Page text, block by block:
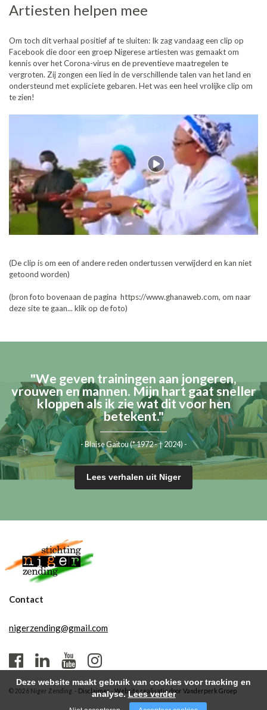
Artiesten helpen mee
Om toch dit verhaal positief af te sluiten: Ik zag vandaag een clip op
Facebook die door een groep Nigerese artiesten was gemaakt om
kennis over het Corona-virus en de preventieve maatregelen te
vergroten. Zij zongen een lied in de verschillende talen van het land en
ondersteund met expliciete gebaren. Het was een heel vrolijke clip om
te zien!
(De clip is om een of andere reden ondertussen verwijderd en kan niet
getoond worden)
(bron foto bovenaan de pagina https://www.ghanaweb.com, om naar
deze site te gaan... klik op de foto)
"We geven trainingen aan jongeren,
vrouwen en mannen. Mijn hart gaat sneller
kloppen als ik zie wat dit voor hen
betekent."
- Blaise Gaïtou (* 1972 - † 2024) -
Lees verhalen uit Niger
Contact
nigerzending@gmail.com
© 2026 Niger Zending - Disclaimer - Website realisatie door Vanderperk Groep
Deze website maakt gebruik van cookies voor tracking en
analyse.Lees verder